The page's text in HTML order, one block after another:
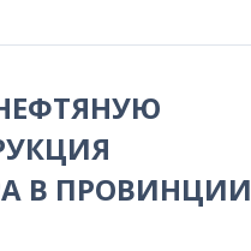
В ПРОВИНЦИИ